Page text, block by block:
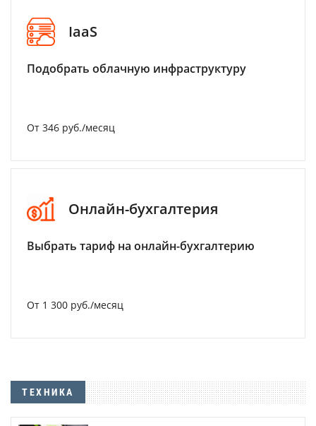
IaaS
Подобрать облачную инфраструктуру
От 346 руб./месяц
Онлайн-бухгалтерия
Выбрать тариф на онлайн-бухгалтерию
От 1 300 руб./месяц
ТЕХНИКА